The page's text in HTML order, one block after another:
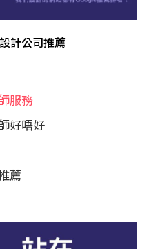
計公司推薦
服務
好唔好
薦